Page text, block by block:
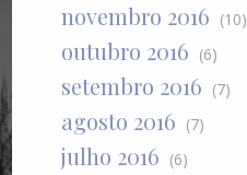
novembro 2016 (10)
outubro 2016 (6)
setembro 2016 (7)
agosto 2016 (7)
julho 2016 (6)